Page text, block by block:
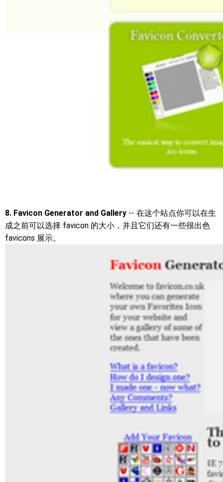
8. Favicon Generator and Gallery -- 在这个站点你可以在生
成之前可以选择 favicon 的大小，并且它们还有一些很出色
favicons 展示。